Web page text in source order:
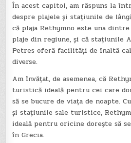
În acest capitol, am răspuns la
despre plajele și stațiunile de
că plaja Rethymno este una
plaje din regiune, și că stațiunile
Petres oferă facilități de înaltă
diverse.
Am învățat, de asemenea, că
turistică ideală pentru cei care
să se bucure de viața de noapte.
și stațiunile sale turistice,
ideală pentru oricine dorește să
în Grecia.